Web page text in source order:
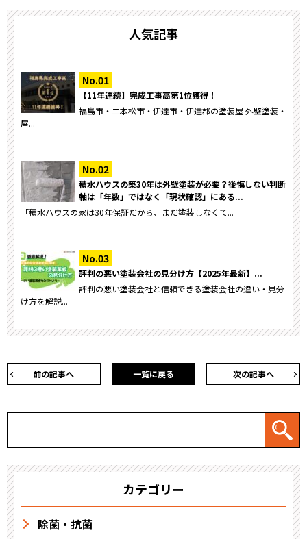
人気記事
【11年連続】完成工事高第1位獲得！
福島市・二本松市・伊達市・伊達郡の塗装屋 外壁塗装・
屋...
積水ハウスの築30年は外壁塗装が必要？後悔しない判断
軸は「年数」ではなく「現状確認」にある...
「積水ハウスの家は30年保証だから、まだ塗装しなくて...
評判の悪い塗装会社の見分け方【2025年最新】...
評判の悪い塗装会社と信頼できる塗装会社の違い・見分
け方を解説...
前の記事へ 次の記事へ
一覧に戻る
カテゴリー
除菌・抗菌